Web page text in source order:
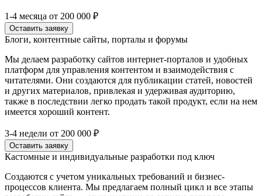
1-4 месяца от 200 000 ₽
Оставить заявку
Блоги, контентные сайты, порталы и форумы
Мы делаем разработку сайтов интернет-порталов и удобных
платформ для управления контентом и взаимодействия с
читателями. Они создаются для публикации статей, новостей
и других материалов, привлекая и удерживая аудиторию,
также в последствии легко продать такой продукт, если на нем
имеется хороший контент.
3-4 недели от 200 000 ₽
Оставить заявку
Кастомные и индивидуальные разработки под ключ
Создаются с учетом уникальных требований и бизнес-
процессов клиента. Мы предлагаем полный цикл и все этапы